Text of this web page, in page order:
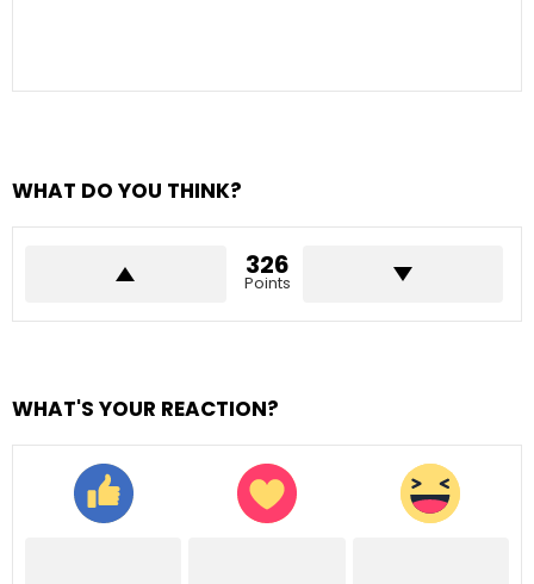
WHAT DO YOU THINK?
326
Points
WHAT'S YOUR REACTION?